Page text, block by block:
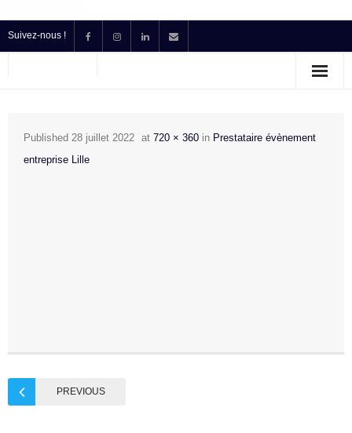
Suivez-nous !
Prestataire Technique Événementiel
Published 28 juillet 2022 at 720 × 360 in Prestataire évènement
entreprise Lille
PREVIOUS